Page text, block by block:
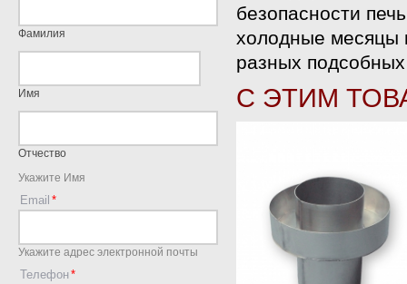
Фамилия
Имя
Отчество
Укажите Имя
Email
Укажите адрес электронной почты
Телефон
безопасности
холодные месяцы
разных
С ЭТИМ